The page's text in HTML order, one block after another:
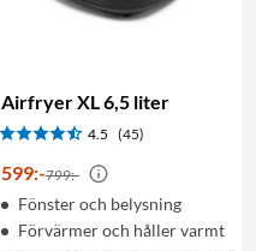
Airfryer XL 6,5 liter
4.5 (45)
599:-799:-
Fönster och belysning
Förvärmer och håller varmt